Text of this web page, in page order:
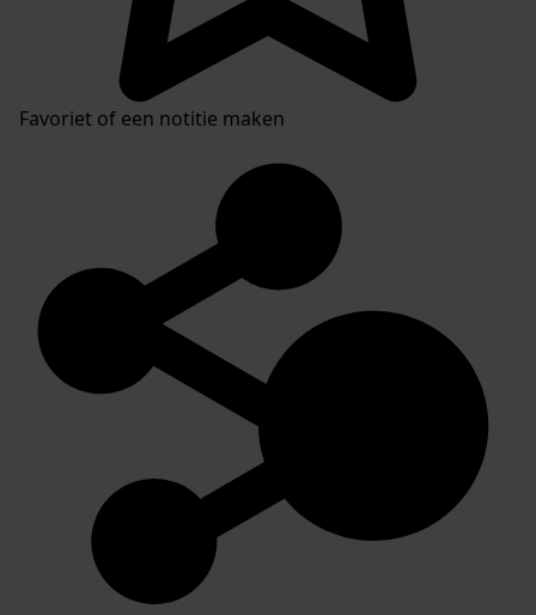
Favoriet of een notitie maken